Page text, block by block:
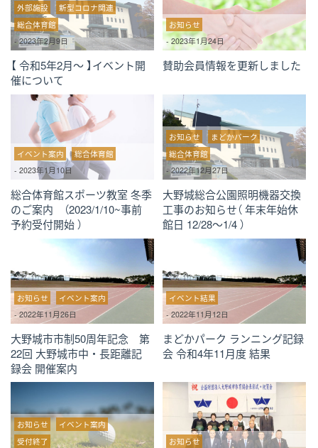
外部施設
新型コロナ関連
総合体育館
-2023年2月9日
【 令和5年2月～ 】イベント開
催について
お知らせ
-2023年1月24日
賛助会員情報を更新しました
イベント案内
総合体育館
-2023年1月10日
総合体育館スポーツ教室 冬季
のご案内 （2023/1/10~事前
予約受付開始 ）
お知らせ
まどかパーク
総合体育館
-2022年12月27日
大野城総合公園照明機器交換
工事のお知らせ（ 年末年始休
館日 12/28～1/4 ）
お知らせ
イベント案内
-2022年11月26日
大野城市市制50周年記念 第
22回 大野城市中・長距離記
録会 開催案内
イベント結果
-2022年11月12日
まどかパーク ランニング記録
会 令和4年11月度 結果
お知らせ
イベント案内
受付終了
お知らせ